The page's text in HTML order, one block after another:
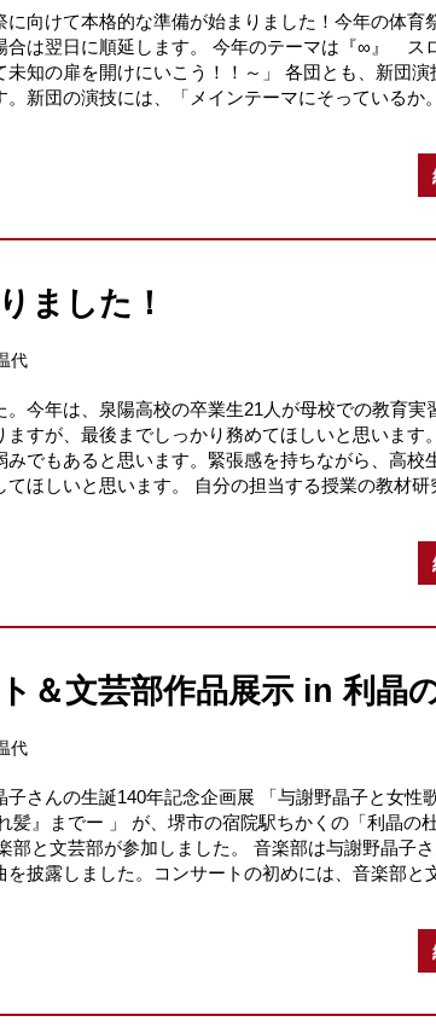
に向けて本格的な準備が始まりました！今年の体育
合は翌日に順延します。 今年のテーマは『∞』 ス
知の扉を開けにいこう！！～」 各団とも、新団演
新団の演技には、「メインテーマにそっているか
ました！
代
今年は、泉陽高校の卒業生21人が母校での教育実
すが、最後までしっかり務めてほしいと思います
でもあると思います。緊張感を持ちながら、高校
ほしいと思います。 自分の担当する授業の教材
＆文芸部作品展示 in 利晶
代
さんの生誕140年記念企画展 「与謝野晶子と女性
髪』までー 」 が、堺市の宿院駅ちかくの「利晶の
部と文芸部が参加しました。 音楽部は与謝野晶子
披露しました。コンサートの初めには、音楽部と